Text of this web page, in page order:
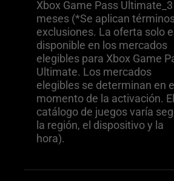
Xbox Game Pass Ultimate_3
meses (*Se aplican
exclusiones. La oferta solo
disponible en los mercados
elegibles para Xbox Game
Ultimate. Los mercados
elegibles se determinan en el
momento de la activación. El
catálogo de juegos varía
la región, el dispositivo y la
hora).